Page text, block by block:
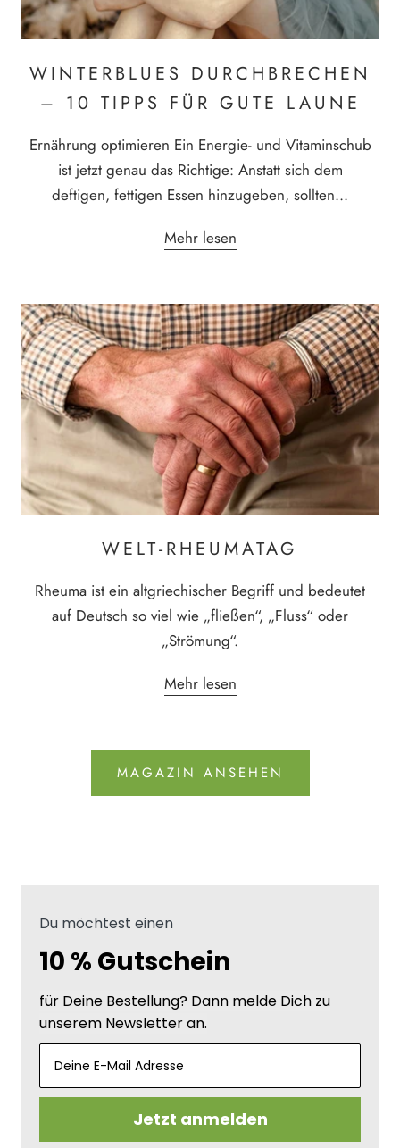
WINTERBLUES DURCHBRECHEN
– 10 TIPPS FÜR GUTE LAUNE
Ernährung optimieren Ein Energie- und Vitaminschub
ist jetzt genau das Richtige: Anstatt sich dem
deftigen, fettigen Essen hinzugeben, sollten...
Mehr lesen
WELT-RHEUMATAG
Rheuma ist ein altgriechischer Begriff und bedeutet
auf Deutsch so viel wie „fließen“, „Fluss“ oder
„Strömung“.
Mehr lesen
MAGAZIN ANSEHEN
Du möchtest einen
10 % Gutschein
für Deine Bestellung? Dann melde Dich zu
unserem Newsletter an.
Jetzt anmelden